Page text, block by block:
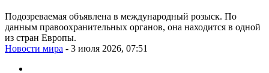
Подозреваемая объявлена в международный розыск. По
данным правоохранительных органов, она находится в одной
из стран Европы.
Новости мира - 3 июля 2026, 07:51